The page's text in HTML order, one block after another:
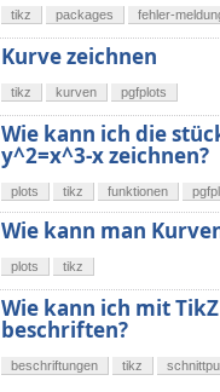
tikz packages fehler-
Kurve zeichnen
tikz kurven pgfplots
Wie kann ich die
y^2=x^3-x zeichnen?
plots tikz funktionen
Wie kann man
plots tikz
Wie kann ich mit
beschriften?
beschriftungen tikz